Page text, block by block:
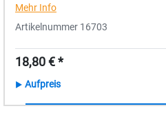
Mehr Info
Artikelnummer 16703
18,80 € *
Aufpreis